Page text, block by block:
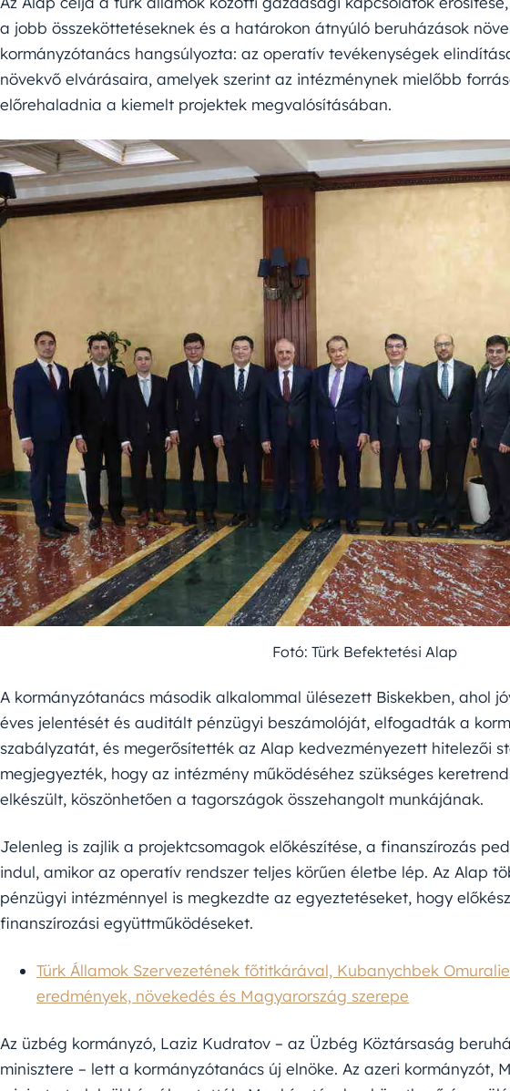
a jobb összeköttetéseknek és a határokon átnyúló beruházások
kormányzótanács hangsúlyozta: az operatív tevékenységek
növekvő elvárásaira, amelyek szerint az intézménynek mielőbb
előrehaladnia a kiemelt projektek megvalósításában.
Fotó: Türk Befektetési Alap
A kormányzótanács második alkalommal ülésezett Biskekben, ahol
éves jelentését és auditált pénzügyi beszámolóját, elfogadták a
szabályzatát, és megerősítették az Alap kedvezményezett hitelezői
megjegyezték, hogy az intézmény működéséhez szükséges
elkészült, köszönhetően a tagországok összehangolt munkájának.
Jelenleg is zajlik a projektcsomagok előkészítése, a finanszírozás
indul, amikor az operatív rendszer teljes körűen életbe lép. Az Alap
pénzügyi intézménnyel is megkezdte az egyeztetéseket, hogy
finanszírozási együttműködéseket.
Türk Államok Szervezetének főtitkárával, Kubanychbek
eredmények, növekedés és Magyarország szerepe
Az üzbég kormányzó, Laziz Kudratov – az Üzbég Köztársaság
minisztere – lett a kormányzótanács új elnöke. Az azeri kormányzót,